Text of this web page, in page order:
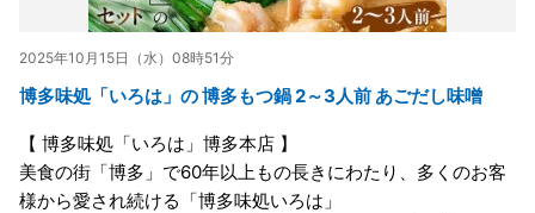
2025年10月15日（水）08時51分
博多味処「いろは」の 博多もつ鍋 2～3人前 あごだし味噌
【 博多味処「いろは」博多本店 】
美食の街「博多」で60年以上もの長きにわたり、多くのお客
様から愛され続ける「博多味処いろは」